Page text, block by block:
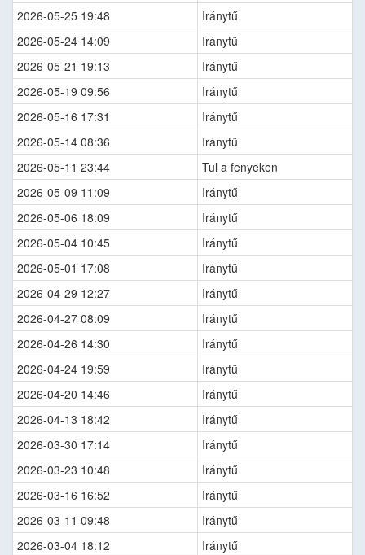
2026-05-25 19:48
Iránytű
2026-05-24 14:09
Iránytű
2026-05-21 19:13
Iránytű
2026-05-19 09:56
Iránytű
2026-05-16 17:31
Iránytű
2026-05-14 08:36
Iránytű
2026-05-11 23:44
Tul a fenyeken
2026-05-09 11:09
Iránytű
2026-05-06 18:09
Iránytű
2026-05-04 10:45
Iránytű
2026-05-01 17:08
Iránytű
2026-04-29 12:27
Iránytű
2026-04-27 08:09
Iránytű
2026-04-26 14:30
Iránytű
2026-04-24 19:59
Iránytű
2026-04-20 14:46
Iránytű
2026-04-13 18:42
Iránytű
2026-03-30 17:14
Iránytű
2026-03-23 10:48
Iránytű
2026-03-16 16:52
Iránytű
2026-03-11 09:48
Iránytű
2026-03-04 18:12
Iránytű